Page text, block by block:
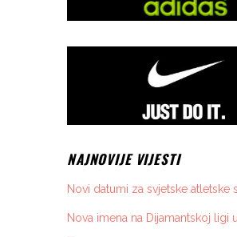
NAJNOVIJE VIJESTI
Novi datumi za svjetske atletske
Nova imena na Dijamantskoj ligi